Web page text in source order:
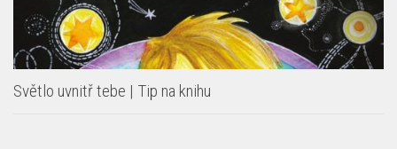
Světlo uvnitř tebe | Tip na knihu